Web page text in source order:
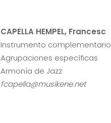
CAPELLA HEMPEL, Francesc
Instrumento complementario
Agrupaciones específicas
Armonía de Jazz
fcapella@musikene.net